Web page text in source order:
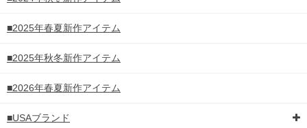
■2025年春夏新作アイテム
■2025年秋冬新作アイテム
■2026年春夏新作アイテム
■USAブランド